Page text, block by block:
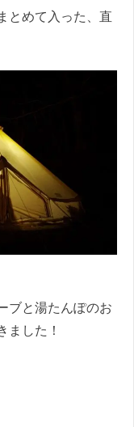
とめて入った、直
ブと湯たんぽのお
ました！